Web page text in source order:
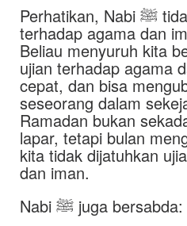
Perhatikan, Nabi ﷺ tidak mengatakan “ujian
terhadap agama dan
Beliau menyuruh kita
ujian terhadap agama
cepat, dan bisa
seseorang dalam
Ramadan bukan
lapar, tetapi bulan
kita tidak dijatuhkan
dan iman.
Nabi ﷺ juga bersabda: